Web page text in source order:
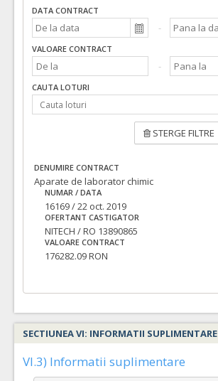
DATA CONTRACT
VALOARE CONTRACT
CAUTA LOTURI
STERGE FILTRE
DENUMIRE CONTRACT
Aparate de laborator chimic
NUMAR / DATA
16169 / 22 oct. 2019
OFERTANT CASTIGATOR
NITECH / RO 13890865
VALOARE CONTRACT
176282.09 RON
SECTIUNEA VI: INFORMATII SUPLIMENTARE
VI.3) Informatii suplimentare